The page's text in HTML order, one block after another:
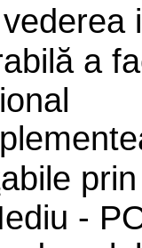
a
-